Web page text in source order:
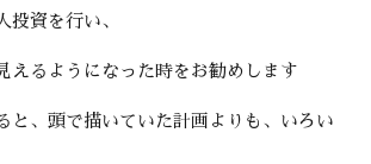
投資を行い、
えるようになった時をお勧めします
と、頭で描いていた計画よりも、いろい